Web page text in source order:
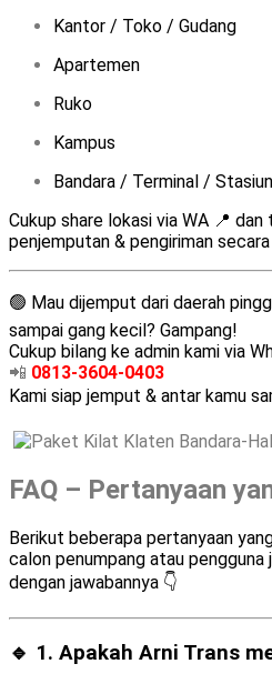
Kantor / Toko / Gudang
Apartemen
Ruko
Kampus
Bandara / Terminal / Stasiun
Cukup share lokasi via WA 📍
penjemputan & pengiriman
🟢 Mau dijemput dari daerah
sampai gang kecil? Gampang!
Cukup bilang ke admin kami via
📲 0813-3604-0403
Kami siap jemput & antar kamu
FAQ – Pertanyaan
Berikut beberapa pertanyaan
calon penumpang atau pengguna
dengan jawabannya 👇
🔹 1. Apakah Arni Trans